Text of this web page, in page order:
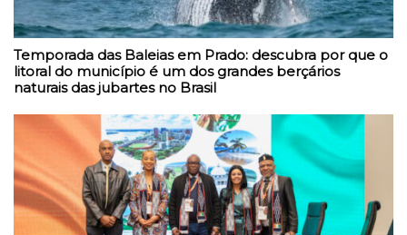
Temporada das Baleias em Prado: descubra por que o
litoral do município é um dos grandes berçários
naturais das jubartes no Brasil